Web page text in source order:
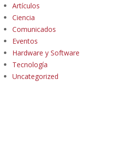
Artículos
Ciencia
Comunicados
Eventos
Hardware y Software
Tecnología
Uncategorized